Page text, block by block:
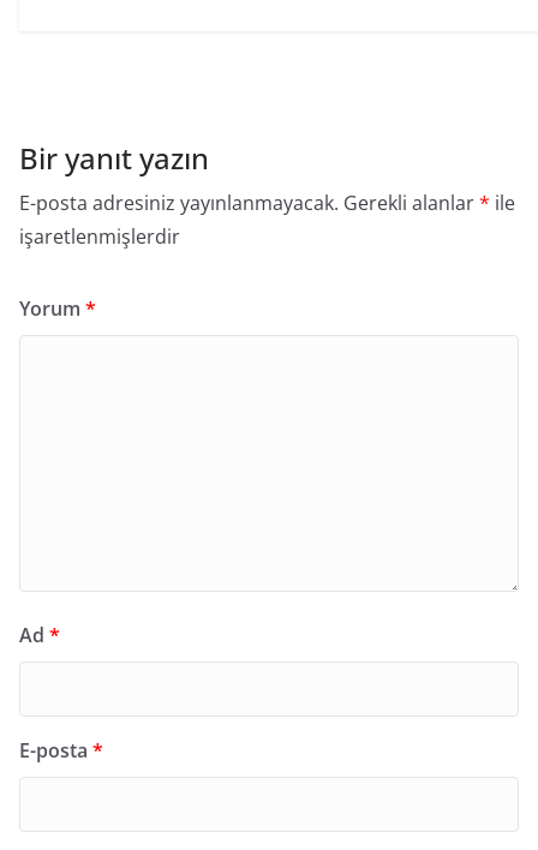
Bir yanıt yazın
E-posta adresiniz yayınlanmayacak. Gerekli alanlar* ile
işaretlenmişlerdir
Yorum *
Ad *
E-posta *